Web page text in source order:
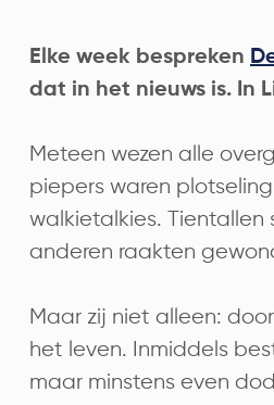
Elke week bespreken
dat in het nieuws is. In
Meteen wezen alle
piepers waren
walkietalkies.
anderen raakten
Maar zij niet alleen:
het leven. Inmiddels
maar minstens even